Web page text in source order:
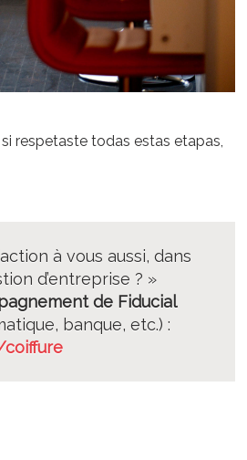
respetaste todas estas etapas,
à vous aussi, dans
d’entreprise ? »
de Fiducial
banque, etc.) :
coiffure